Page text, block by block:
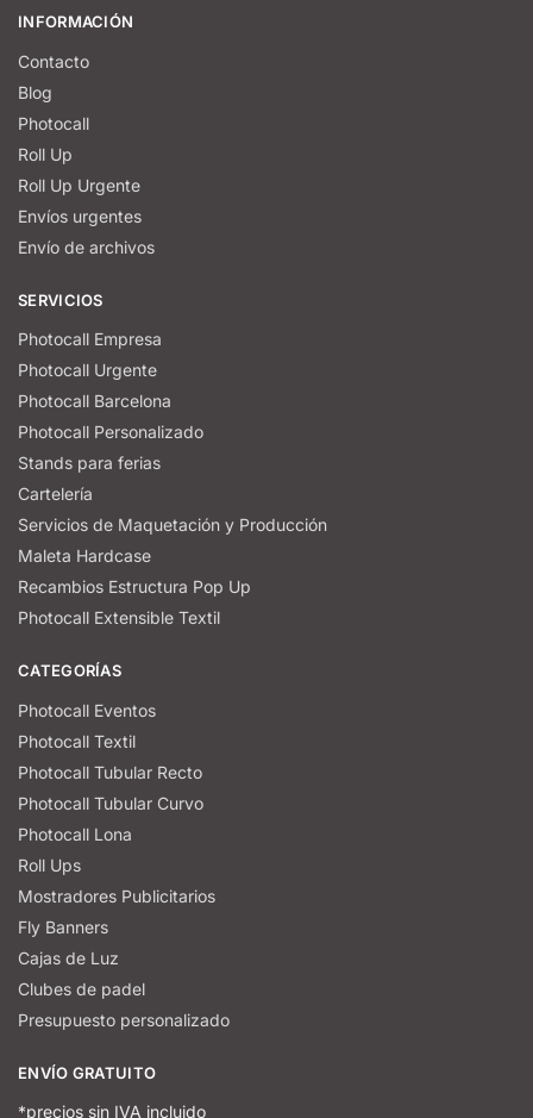
INFORMACIÓN
Contacto
Blog
Photocall
Roll Up
Roll Up Urgente
Envíos urgentes
Envío de archivos
SERVICIOS
Photocall Empresa
Photocall Urgente
Photocall Barcelona
Photocall Personalizado
Stands para ferias
Cartelería
Servicios de Maquetación y Producción
Maleta Hardcase
Recambios Estructura Pop Up
Photocall Extensible Textil
CATEGORÍAS
Photocall Eventos
Photocall Textil
Photocall Tubular Recto
Photocall Tubular Curvo
Photocall Lona
Roll Ups
Mostradores Publicitarios
Fly Banners
Cajas de Luz
Clubes de padel
Presupuesto personalizado
ENVÍO GRATUITO
*precios sin IVA incluido